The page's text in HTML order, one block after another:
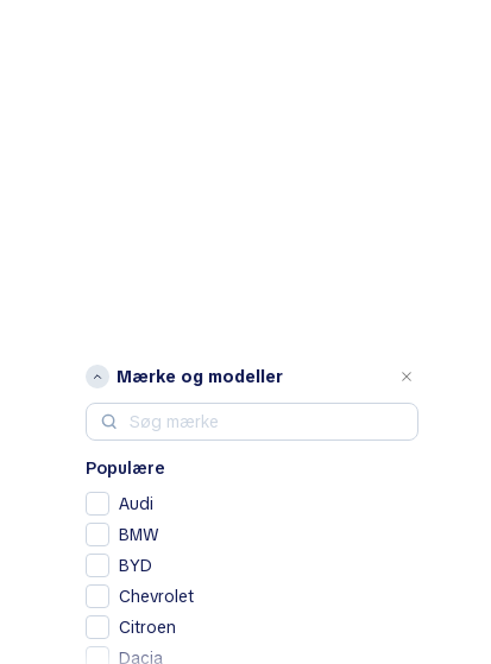
Mærke og modeller
Populære
Audi
BMW
BYD
Chevrolet
Citroen
Dacia